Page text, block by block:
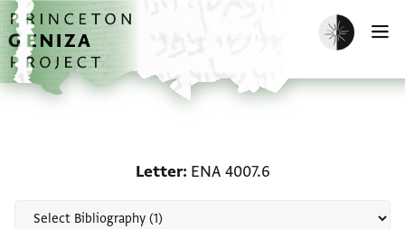
Skip to main content
home
Enable dark
Letter ENA 4007.6